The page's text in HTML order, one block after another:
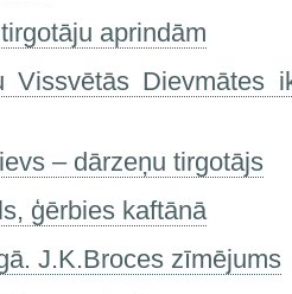
aprindām
Dievmātes
– dārzeņu tirgotājs
ģērbies kaftānā
J.K.Broces zīmējums